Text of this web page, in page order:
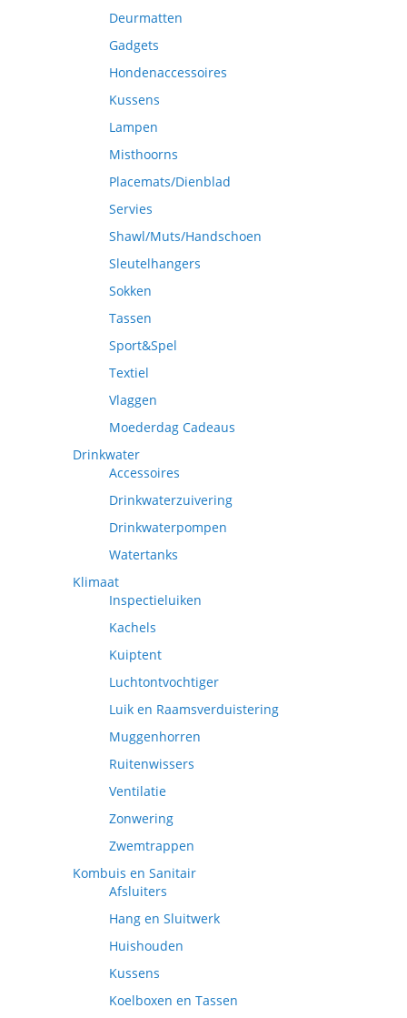
Deurmatten
Gadgets
Hondenaccessoires
Kussens
Lampen
Misthoorns
Placemats/Dienblad
Servies
Shawl/Muts/Handschoen
Sleutelhangers
Sokken
Tassen
Sport&Spel
Textiel
Vlaggen
Moederdag Cadeaus
Drinkwater
Accessoires
Drinkwaterzuivering
Drinkwaterpompen
Watertanks
Klimaat
Inspectieluiken
Kachels
Kuiptent
Luchtontvochtiger
Luik en Raamsverduistering
Muggenhorren
Ruitenwissers
Ventilatie
Zonwering
Zwemtrappen
Kombuis en Sanitair
Afsluiters
Hang en Sluitwerk
Huishouden
Kussens
Koelboxen en Tassen